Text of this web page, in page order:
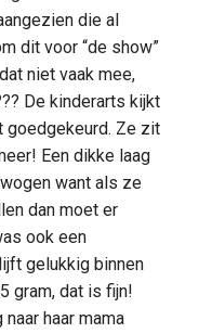
die al
dit voor “de show”
niet vaak mee,
De kinderarts kijkt
goedgekeurd. Ze zit
Een dikke laag
want als ze
dan moet er
ook een
gelukkig binnen
gram, dat is fijn!
haar mama